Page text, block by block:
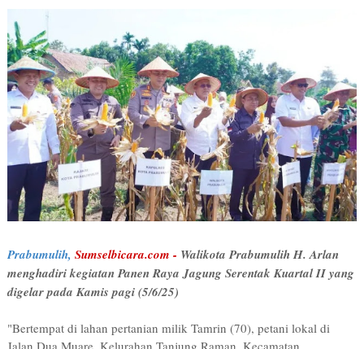
Prabumulih, Sumselbicara.com - Walikota Prabumulih H. Arlan
menghadiri kegiatan Panen Raya Jagung Serentak Kuartal II yang
digelar pada Kamis pagi (5/6/25)
"Bertempat di lahan pertanian milik Tamrin (70), petani lokal di